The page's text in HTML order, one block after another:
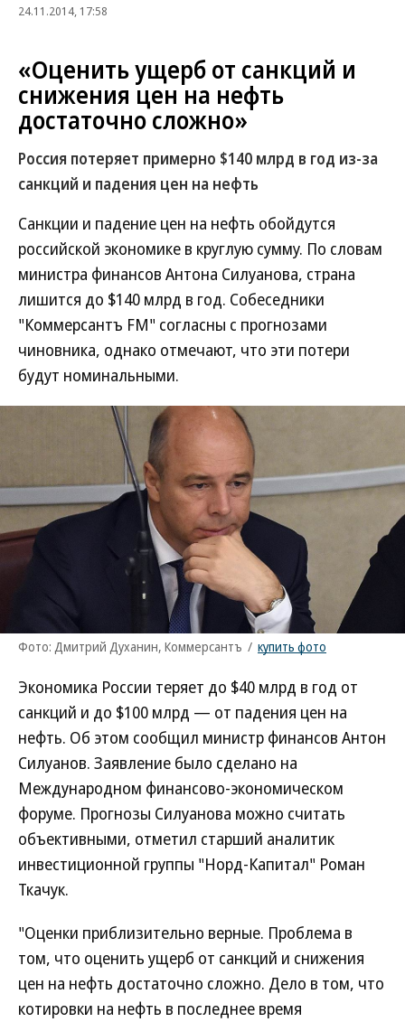
24.11.2014, 17:58
«Оценить ущерб от санкций и
снижения цен на нефть
достаточно сложно»
Россия потеряет примерно $140 млрд в год из-за
санкций и падения цен на нефть
Санкции и падение цен на нефть обойдутся
российской экономике в круглую сумму. По словам
министра финансов Антона Силуанова, страна
лишится до $140 млрд в год. Собеседники
"Коммерсантъ FM" согласны с прогнозами
чиновника, однако отмечают, что эти потери
будут номинальными.
Фото: Дмитрий Духанин, Коммерсантъ / купить фото
Экономика России теряет до $40 млрд в год от
санкций и до $100 млрд — от падения цен на
нефть. Об этом сообщил министр финансов Антон
Силуанов. Заявление было сделано на
Международном финансово-экономическом
форуме. Прогнозы Силуанова можно считать
объективными, отметил старший аналитик
инвестиционной группы "Норд-Капитал" Роман
Ткачук.
"Оценки приблизительно верные. Проблема в
том, что оценить ущерб от санкций и снижения
цен на нефть достаточно сложно. Дело в том, что
котировки на нефть в последнее время